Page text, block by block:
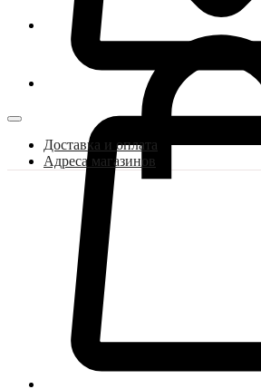
Доставка и оплата
Адреса магазинов